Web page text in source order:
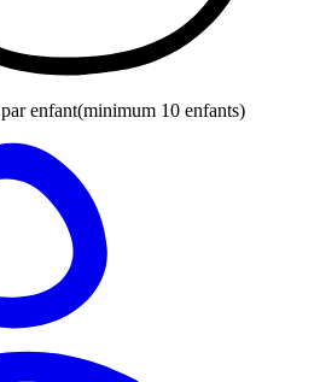
par enfant(minimum 10 enfants)